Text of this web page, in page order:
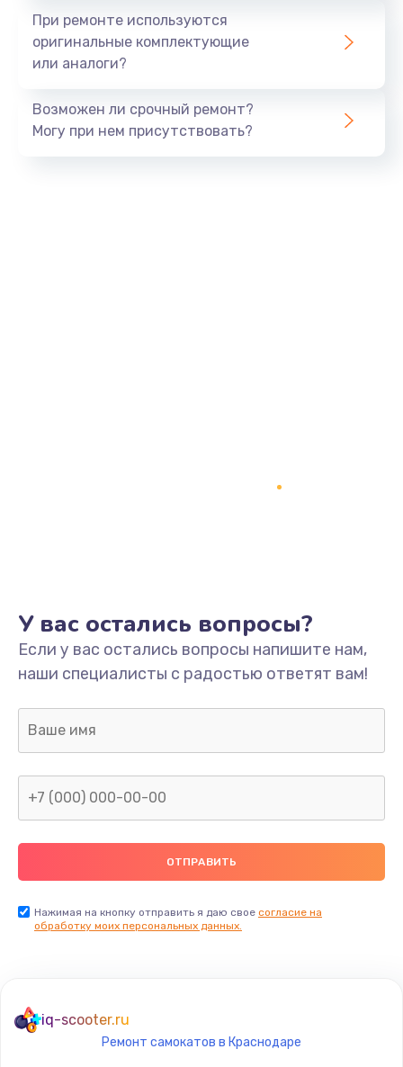
Заказать
Замена шлейфа матрицы
Заказать
Ремонт цепей питания
2500 руб.
Замена жесткого диска
750 руб.
Заказать
725 руб.
При ремонте используются
оригинальные комплектующие
или аналоги?
Возможен ли срочный ремонт?
Могу при нем присутствовать?
У вас остались вопросы?
Если у вас остались вопросы напишите нам,
наши специалисты с радостью ответят вам!
Нажимая на кнопку отправить я даю свое согласие на
обработку моих персональных данных.
iq-scooter.ru
Ремонт самокатов в Краснодаре